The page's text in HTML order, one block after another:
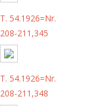
T. 54.1926=Nr.
208-211,345
T. 54.1926=Nr.
208-211,348